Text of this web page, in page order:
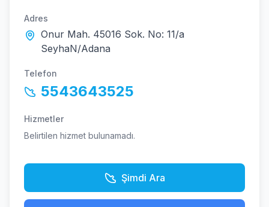
Adres
Onur Mah. 45016 Sok. No: 11/a
SeyhaN/Adana
Telefon
5543643525
Hizmetler
Belirtilen hizmet bulunamadı.
Şimdi Ara